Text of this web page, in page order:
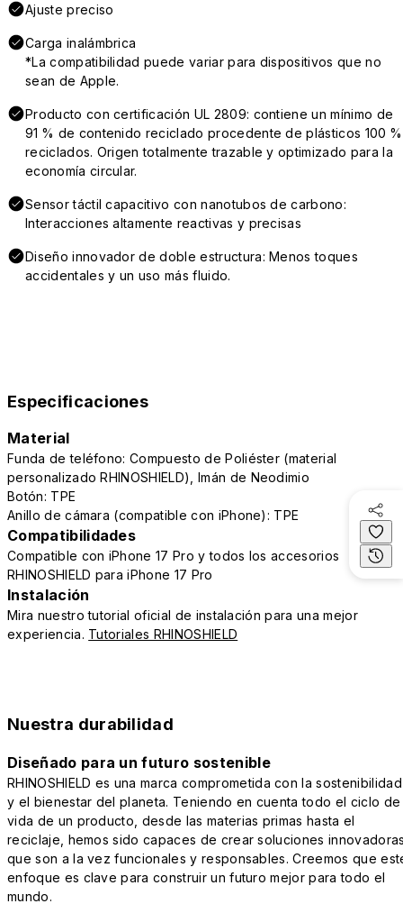
Ajuste preciso
Carga inalámbrica
*La compatibilidad puede variar para dispositivos que no
sean de Apple.
Producto con certificación UL 2809: contiene un mínimo de
91 % de contenido reciclado procedente de plásticos 100 %
reciclados. Origen totalmente trazable y optimizado para la
economía circular.
Sensor táctil capacitivo con nanotubos de carbono:
Interacciones altamente reactivas y precisas
Diseño innovador de doble estructura: Menos toques
accidentales y un uso más fluido.
Especificaciones
Material
Funda de teléfono: Compuesto de Poliéster (material
personalizado RHINOSHIELD), Imán de Neodimio
Botón: TPE
Anillo de cámara (compatible con iPhone): TPE
Compatibilidades
Compatible con iPhone 17 Pro y todos los accesorios
RHINOSHIELD para iPhone 17 Pro
Instalación
Mira nuestro tutorial oficial de instalación para una mejor
experiencia. Tutoriales RHINOSHIELD
Nuestra durabilidad
Diseñado para un futuro sostenible
RHINOSHIELD es una marca comprometida con la sostenibilidad
y el bienestar del planeta. Teniendo en cuenta todo el ciclo de
vida de un producto, desde las materias primas hasta el
reciclaje, hemos sido capaces de crear soluciones
que son a la vez funcionales y responsables. Creemos que
enfoque es clave para construir un futuro mejor para todo el
mundo.